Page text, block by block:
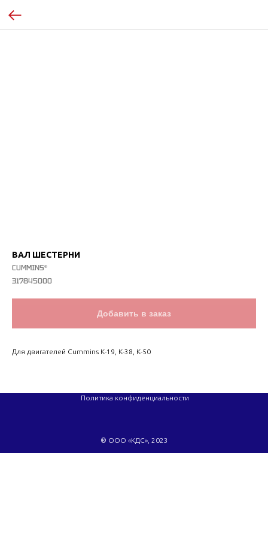
ВАЛ ШЕСТЕРНИ
CUMMINS®
317845000
Добавить в заказ
Для двигателей Cummins K-19, K-38, K-50
® ООО «КДС», 2023
Политика конфиденциальности